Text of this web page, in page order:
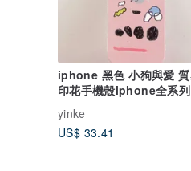
iphone 黑色 小狗與愛 質感
印花手機殼iphone全系列
yinke
US$ 33.41